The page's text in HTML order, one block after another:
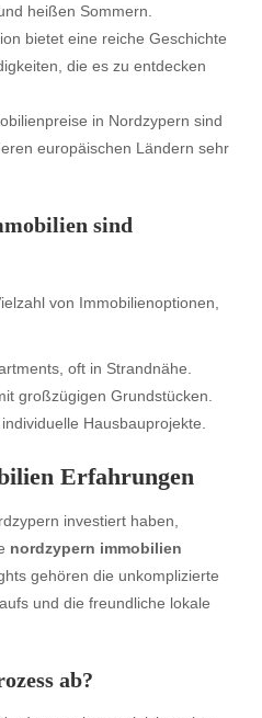
heißen Sommern.
bietet eine reiche Geschichte
die es zu entdecken
in Nordzypern sind
europäischen Ländern sehr
sind
von Immobilienoptionen,
oft in Strandnähe.
großzügigen Grundstücken.
Hausbauprojekte.
Erfahrungen
investiert haben,
nordzypern immobilien
gehören die unkomplizierte
und die freundliche lokale
ab?